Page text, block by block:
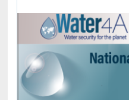
znamenajú a ako sa s